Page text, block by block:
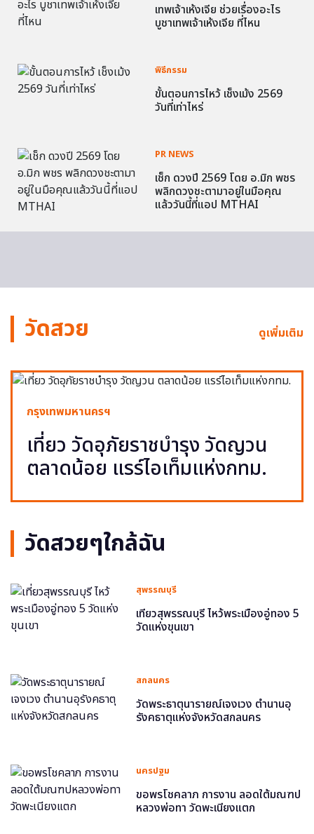
เทพเจ้าเห้งเจีย ช่วยเรื่องอะไร
บูชาเทพเจ้าเห้งเจีย ที่ไหน
พิธีกรรม
ขั้นตอนการไหว้ เช็งเม้ง 2569
วันที่เท่าไหร่
PR NEWS
เช็ก ดวงปี 2569 โดย อ.มิก พชร
พลิกดวงชะตามาอยู่ในมือคุณ
แล้ววันนี้ที่แอป MTHAI
วัดสวย ดูเพิ่มเติม
กรุงเทพมหานครฯ
เที่ยว วัดอุภัยราชบำรุง วัดญวน
ตลาดน้อย แรร์ไอเท็มแห่งกทม.
วัดสวยๆใกล้ฉัน
สุพรรณบุรี
เที่ยวสุพรรณบุรี ไหว้พระเมืองอู่ทอง 5
วัดแห่งขุนเขา
สกลนคร
วัดพระธาตุนารายณ์เจงเวง ตำนานอุ
รังคธาตุแห่งจังหวัดสกลนคร
นครปฐม
ขอพรโชคลาภ การงาน ลอดใต้มณฑป
หลวงพ่อทา วัดพะเนียงแตก